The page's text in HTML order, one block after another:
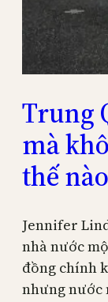
Trung
mà
thế nào
Jennifer
nhà nước
đồng chính
nhưng nước